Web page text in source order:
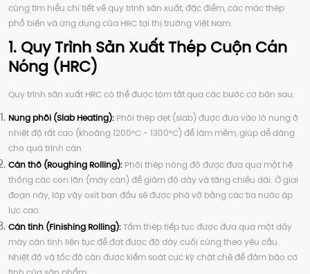
cùng tìm hiểu chi tiết về quy trình sản xuất, đặc điểm, các mác thép
phổ biến và ứng dụng của HRC tại thị trường Việt Nam.
1. Quy Trình Sản Xuất Thép Cuộn Cán
Nóng (HRC)
Quy trình sản xuất HRC có thể được tóm tắt qua các bước cơ bản sau:
Nung phôi (Slab Heating): Phôi thép dẹt (slab) được đưa vào lò nung ở
nhiệt độ rất cao (khoảng 1200°C - 1300°C) để làm mềm, giúp dễ dàng
cho quá trình cán.
Cán thô (Roughing Rolling): Phôi thép nóng đỏ được đưa qua một hệ
thống các con lăn (máy cán) để giảm độ dày và tăng chiều dài. Ở giai
đoạn này, lớp vảy oxit ban đầu sẽ được phá vỡ bằng các tia nước áp
lực cao.
Cán tinh (Finishing Rolling):Tấm thép tiếp tục được đưa qua một dãy
máy cán tinh liên tục để đạt được độ dày cuối cùng theo yêu cầu.
Nhiệt độ và tốc độ cán được kiểm soát cực kỳ chặt chẽ để đảm bảo cơ